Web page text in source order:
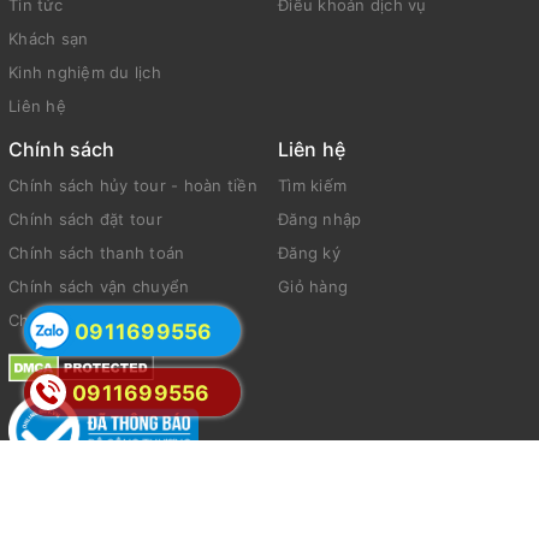
Tin tức
Khách sạn
Kinh nghiệm du lịch
Liên hệ
Điều khoản dịch vụ
Chính sách
Chính sách hủy tour - hoàn tiền
Chính sách đặt tour
Chính sách thanh toán
Chính sách vận chuyển
Chính sách bảo mật
Liên hệ
Tìm kiếm
Đăng nhập
Đăng ký
Giỏ hàng
0911699556
0911699556